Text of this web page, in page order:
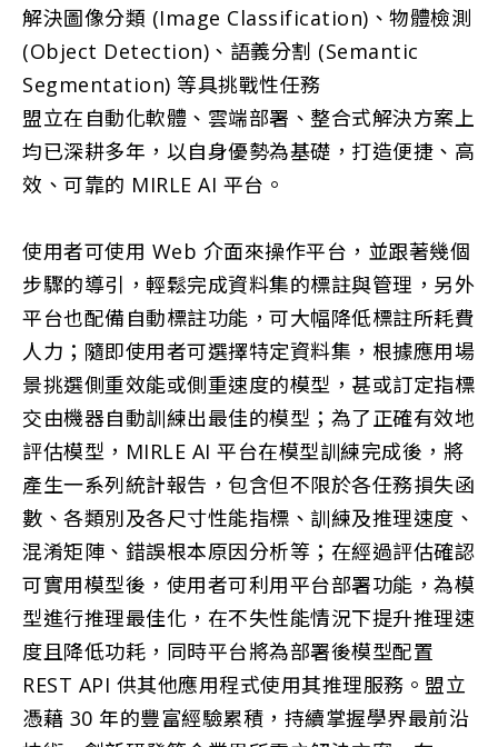
解決圖像分類 (Image Classification)、物體檢測
(Object Detection)、語義分割 (Semantic
Segmentation) 等具挑戰性任務
盟立在自動化軟體、雲端部署、整合式解決方案上
均已深耕多年，以自身優勢為基礎，打造便捷、高
效、可靠的 MIRLE AI 平台。
使用者可使用 Web 介面來操作平台，並跟著幾個
步驟的導引，輕鬆完成資料集的標註與管理，另外
平台也配備自動標註功能，可大幅降低標註所耗費
人力；隨即使用者可選擇特定資料集，根據應用場
景挑選側重效能或側重速度的模型，甚或訂定指標
交由機器自動訓練出最佳的模型；為了正確有效地
評估模型，MIRLE AI 平台在模型訓練完成後，將
產生一系列統計報告，包含但不限於各任務損失函
數、各類別及各尺寸性能指標、訓練及推理速度、
混淆矩陣、錯誤根本原因分析等；在經過評估確認
可實用模型後，使用者可利用平台部署功能，為模
型進行推理最佳化，在不失性能情況下提升推理速
度且降低功耗，同時平台將為部署後模型配置
REST API 供其他應用程式使用其推理服務。盟立
憑藉 30 年的豐富經驗累積，持續掌握學界最前沿